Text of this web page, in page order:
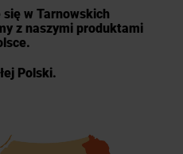
w Tarnowskich
z naszymi produktami
Polski.